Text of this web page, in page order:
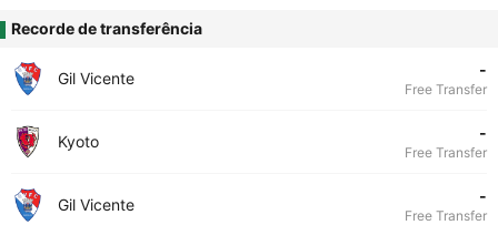
Recorde de transferência
Gil Vicente -
Free Transfer
Kyoto -
Free Transfer
Gil Vicente -
Free Transfer